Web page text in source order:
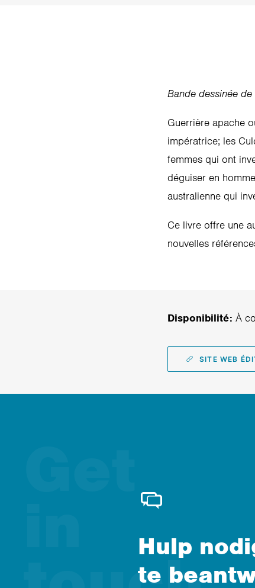
Bande dessinée
Guerrière apache
impératrice; les
femmes qui ont
déguiser en
australienne qui
Ce livre offre une
nouvelles
Disponibilité: À
SITE WEB
Hulp
te